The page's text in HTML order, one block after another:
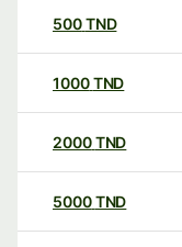
500TND
1000TND
2000TND
5000TND